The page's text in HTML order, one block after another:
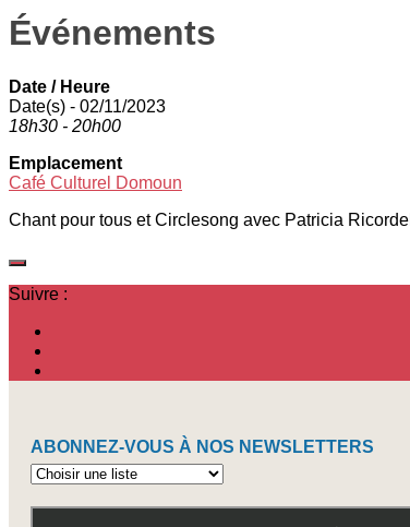
Événements
Date / Heure
Date(s) - 02/11/2023
18h30 - 20h00
Emplacement
Café Culturel Domoun
Chant pour tous et Circlesong avec Patricia Ricordel
Suivre :
ABONNEZ-VOUS À NOS NEWSLETTERS
Abonnez-
à